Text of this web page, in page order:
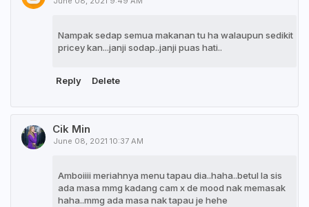
Nampak sedap semua makanan tu ha walaupun sedikit
pricey kan...janji sodap..janji puas hati..
Reply Delete
Cik Min
June 08, 2021 10:37 AM
Amboiiii meriahnya menu tapau dia..haha..betul la sis
ada masa mmg kadang cam x de mood nak memasak
haha..mmg ada masa nak tapau je hehe